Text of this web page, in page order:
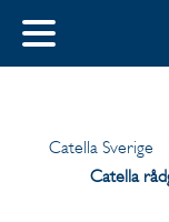
STÄNG
Svenska
Catella Sverige
Catella